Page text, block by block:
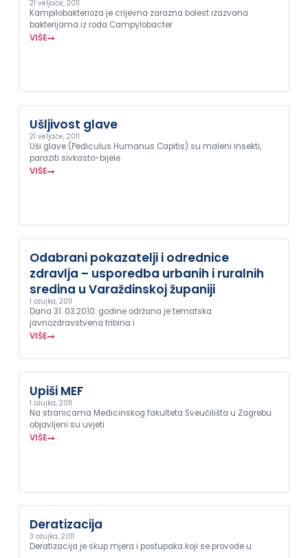
21 veljače, 2011
Kampilobakterioza je crijevna zarazna bolest izazvana
bakterijama iz roda Campylobacter
VIŠE
Ušljivost glave
21 veljače, 2011
Uši glave (Pediculus Humanus Capitis) su maleni insekti,
paraziti sivkasto-bijele
VIŠE
Odabrani pokazatelji i odrednice
zdravlja – usporedba urbanih i ruralnih
sredina u Varaždinskoj županiji
1 ožujka, 2011
Dana 31. 03.2010. godine održana je tematska
javnozdravstvena tribina i
VIŠE
Upiši MEF
1 ožujka, 2011
Na stranicama Medicinskog fakulteta Sveučilišta u Zagrebu
objavljeni su uvjeti
VIŠE
Deratizacija
3 ožujka, 2011
Deratizacija je skup mjera i postupaka koji se provode u